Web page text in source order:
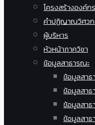
โครงสร้างองค์กร
คำปฏิญาณวิศว
ผู้บริหาร
หัวหน้าภาควิชา
ข้อมูลสาธารณะ
ข้อมูลสาธ
ข้อมูลสาธ
ข้อมูลสาธ
ข้อมูลสาธ